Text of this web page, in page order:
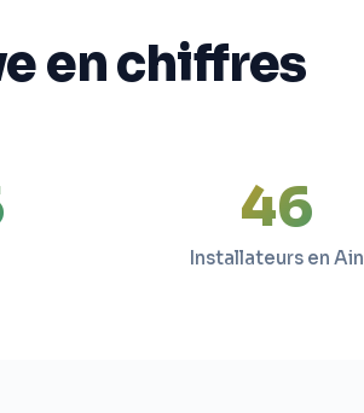
en chiffres
47
Installateurs en Ain